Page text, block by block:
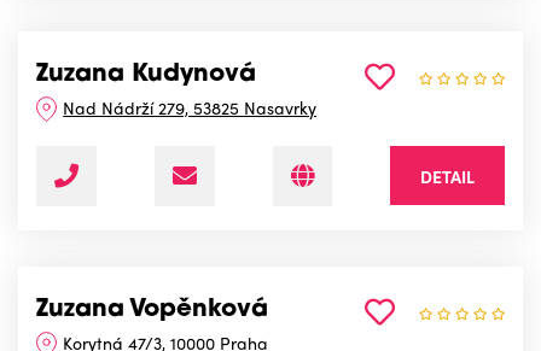
Zuzana Kudynová
Nad Nádrží 279, 53825 Nasavrky
DETAIL
Zuzana Vopěnková
Korytná 47/3, 10000 Praha